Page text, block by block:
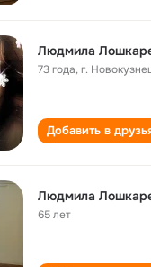
Людмила
73 года,г.
Добавить в
Людмила
65 лет